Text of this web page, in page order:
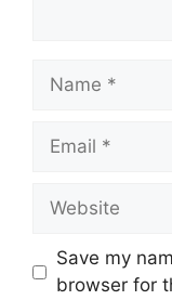
Name
Email
Website
Save my
browser for